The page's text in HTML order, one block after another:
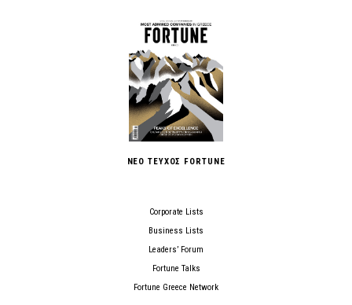
ΝΕΟ ΤΕΥΧΟΣ FORTUNE
Corporate Lists
Business Lists
Leaders’ Forum
Fortune Talks
Fortune Greece Network